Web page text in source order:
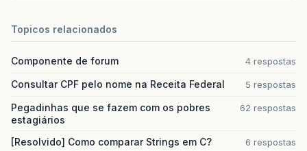
Topicos relacionados
Componente de forum 4 respostas
Consultar CPF pelo nome na Receita Federal 5 respostas
Pegadinhas que se fazem com os pobres
estagiários
62 respostas
[Resolvido] Como comparar Strings em C? 6 respostas